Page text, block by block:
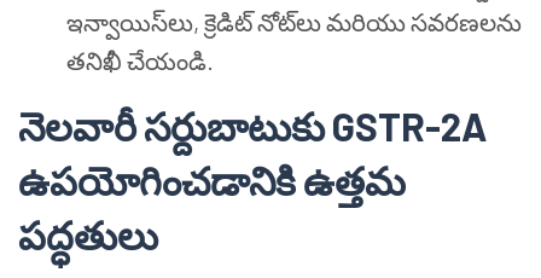
ఇన్వాయిస్‌లు, క్రెడిట్ నోట్‌లు మరియు సవరణలను
తనిఖీ చేయండి.
నెలవారీ సర్దుబాటుకు GSTR-2A
ఉపయోగించడానికి ఉత్తమ
పద్ధతులు